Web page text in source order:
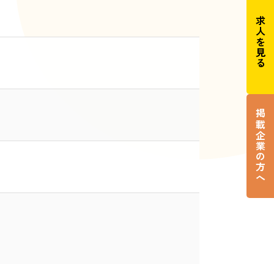
求人を見る
掲載企業の方へ